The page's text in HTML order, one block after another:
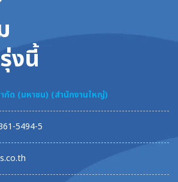
งนี้
กัด (มหาชน) (สำนักงานใหญ่)
5494-5